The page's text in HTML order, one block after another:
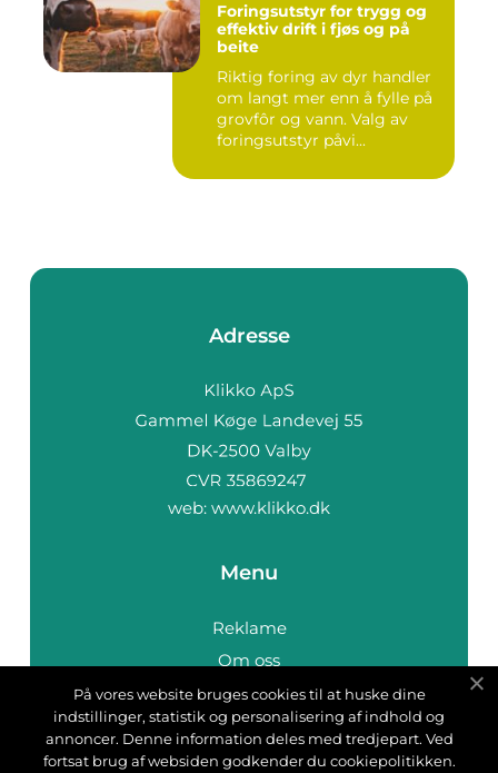
Foringsutstyr for trygg og
effektiv drift i fjøs og på
beite
Riktig foring av dyr handler
om langt mer enn å fylle på
grovfôr og vann. Valg av
foringsutstyr påvi...
Adresse
web: www.klikko.dk
Menu
Reklame
Om oss
Cookies
Kontakt Oss
Sitemap
På vores website bruges cookies til at huske dine
indstillinger, statistik og personalisering af indhold og
annoncer. Denne information deles med tredjepart. Ved
fortsat brug af websiden godkender du cookiepolitikken.